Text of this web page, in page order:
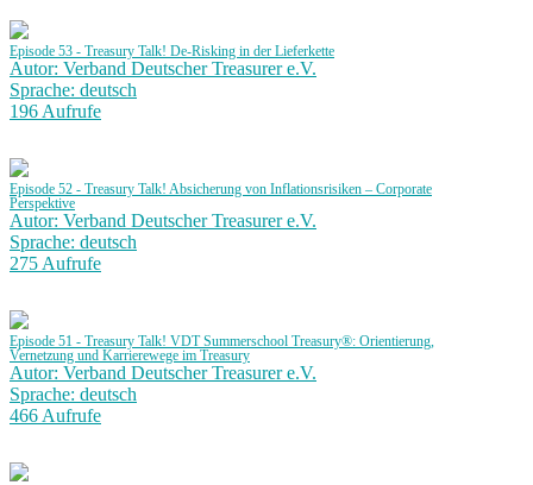
Episode 53 - Treasury Talk! De-Risking in der Lieferkette
Autor: Verband Deutscher Treasurer e.V.
Sprache: deutsch
196 Aufrufe
Episode 52 - Treasury Talk! Absicherung von Inflationsrisiken – Corporate
Perspektive
Autor: Verband Deutscher Treasurer e.V.
Sprache: deutsch
275 Aufrufe
Episode 51 - Treasury Talk! VDT Summerschool Treasury®: Orientierung,
Vernetzung und Karrierewege im Treasury
Autor: Verband Deutscher Treasurer e.V.
Sprache: deutsch
466 Aufrufe